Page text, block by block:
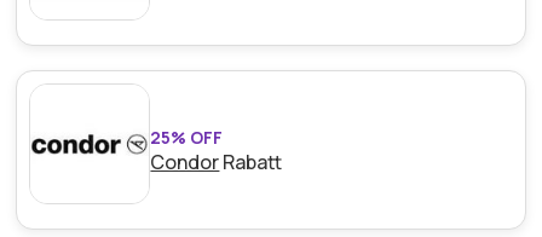
25% OFF
CondorRabatt